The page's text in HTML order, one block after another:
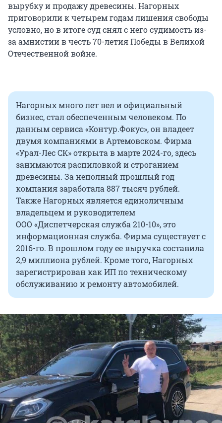
вырубку и продажу древесины. Нагорных
приговорили к четырем годам лишения свободы
условно, но в итоге суд снял с него судимость из-
за амнистии в честь 70-летия Победы в Великой
Отечественной войне.
Нагорных много лет вел и официальный
бизнес, стал обеспеченным человеком. По
данным сервиса «Контур.Фокус», он владеет
двумя компаниями в Артемовском. Фирма
«Урал-Лес СК» открыта в марте2024-го, здесь
занимаются распиловкой и строганием
древесины. За неполный прошлый год
компания заработала 887 тысяч рублей.
Также Нагорных является единоличным
владельцем и руководителем
ООО «Диспетчерская служба 210-10», это
информационная служба. Фирма существует с
2016-го. В прошлом году ее выручка составила
2,9 миллионарублей. Кроме того, Нагорных
зарегистрирован как ИП по техническому
обслуживанию и ремонту автомобилей.